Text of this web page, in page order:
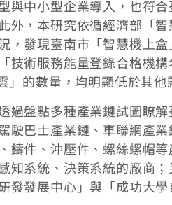
與中小型企業導入，也符
外，本研究依循經濟部「
，發現臺南市「智慧機上
技術服務能量登錄合格機
的數量，均明顯低於其他
過盤點多種產業鏈試圖瞭
駛巴士產業鏈、車聯網產
鑄件、沖壓件、螺絲螺帽
知系統、決策系統的廠商
發發展中心」與「成功大學